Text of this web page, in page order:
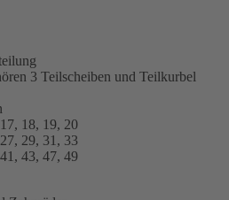
3 Teilscheiben und Teilkurbel
18, 19, 20
29, 31, 33
43, 47, 49